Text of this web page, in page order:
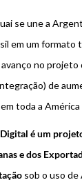
se une a
em um
no projeto
de
toda a América
é um
e dos
sob o uso de